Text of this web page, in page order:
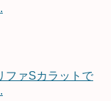
ファSカラットで